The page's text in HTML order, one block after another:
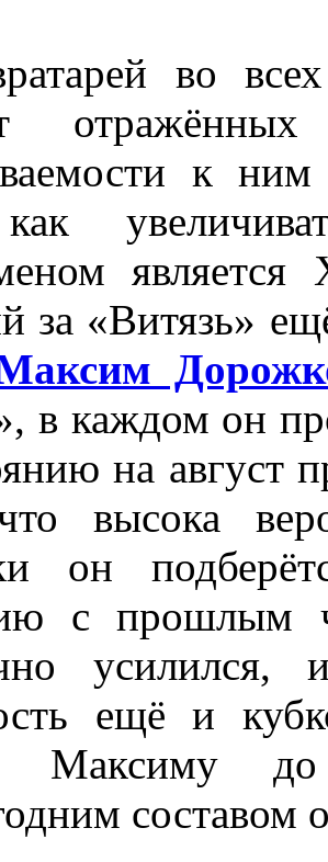
во
к
за «Витязь»
в каждом он
на август
высока
он
с прошлым
усилился,
ещё и
Максиму
составом